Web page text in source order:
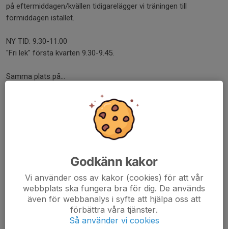
på eftermiddagen/kvällen tidigarelägger vi träningen till
förmiddagen istället.
NY TID: 9.30-11.00
"Fri lek" första kvarten 9.30-9.45.
Samma plats på...
Ingen träning måndag 23:e maj
0 kommentarer
(Kolla i kalendern för aktuella träningar)
Läs mer
FOTOGRAFERING torsdag 5:e maj
Godkänn kakor
Vi använder oss av kakor (cookies) för att vår
webbplats ska fungera bra för dig. De används
även för webbanalys i syfte att hjälpa oss att
förbättra våra tjänster.
Så använder vi cookies